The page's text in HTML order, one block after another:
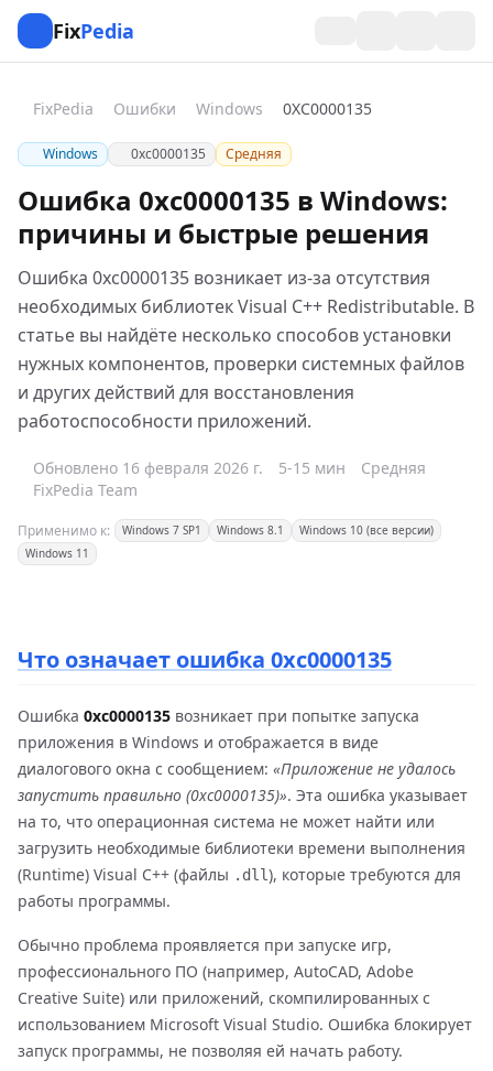
FixPedia
FixPedia Ошибки Windows 0XC0000135
Windows 0xc0000135 Средняя
Ошибка 0xc0000135 в Windows:
причины и быстрые решения
Ошибка 0xc0000135 возникает из-за отсутствия
необходимых библиотек Visual C++ Redistributable. В
статье вы найдёте несколько способов установки
нужных компонентов, проверки системных файлов
и других действий для восстановления
работоспособности приложений.
Обновлено 16 февраля 2026 г. 5-15 мин
Средняя
FixPedia Team
Применимо к: Windows 7 SP1 Windows 8.1
Windows 10 (все версии)
Windows 11
Что означает ошибка 0xc0000135
Ошибка 0xc0000135 возникает при попытке запуска
приложения в Windows и отображается в виде
диалогового окна с сообщением: «Приложение не удалось
запустить правильно (0xc0000135)». Эта ошибка указывает
на то, что операционная система не может найти или
загрузить необходимые библиотеки времени выполнения
(Runtime) Visual C++ (файлы .dll), которые требуются для
работы программы.
Обычно проблема проявляется при запуске игр,
профессионального ПО (например, AutoCAD, Adobe
Creative Suite) или приложений, скомпилированных с
использованием Microsoft Visual Studio. Ошибка блокирует
запуск программы, не позволяя ей начать работу.